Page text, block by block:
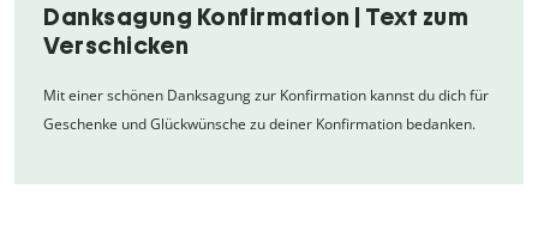
Danksagung Konfirmation | Text zum
Verschicken
Mit einer schönen Danksagung zur Konfirmation kannst du dich für
Geschenke und Glückwünsche zu deiner Konfirmation bedanken.